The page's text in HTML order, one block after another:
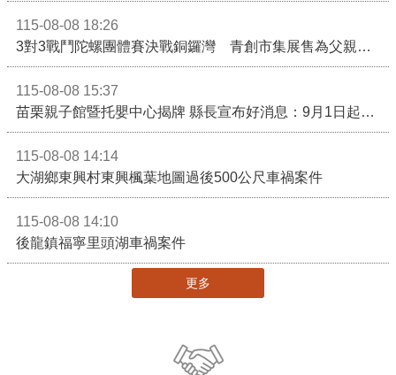
115-08-08 18:26
3對3戰鬥陀螺團體賽決戰銅鑼灣 青創市集展售為父親節增添繽紛
115-08-08 15:37
苗栗親子館暨托嬰中心揭牌 縣長宣布好消息：9月1日起調降臨時托嬰費用
115-08-08 14:14
大湖鄉東興村東興楓葉地圖過後500公尺車禍案件
115-08-08 14:10
後龍鎮福寧里頭湖車禍案件
更多